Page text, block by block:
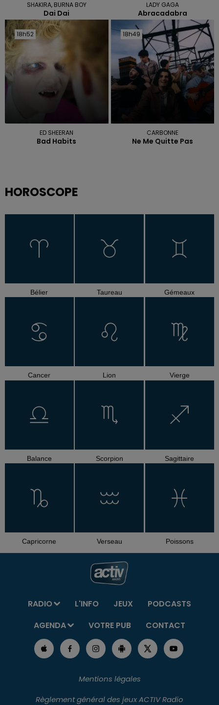
SHAKIRA, BURNA BOY
Dai Dai
LADY GAGA
Abracadabra
18h52
18h52
ED SHEERAN
Bad Habits
18h49
18h49
CARBONNE
Ne Me Quitte Pas
HOROSCOPE
Bélier Taureau Gémeaux
Cancer Lion Vierge
Balance Scorpion Sagittaire
Capricorne Verseau Poissons
RADIO L'INFO JEUX
PODCASTS
AGENDA
VOTRE PUB CONTACT
Mentions légales
Règlement général des jeux ACTIV Radio